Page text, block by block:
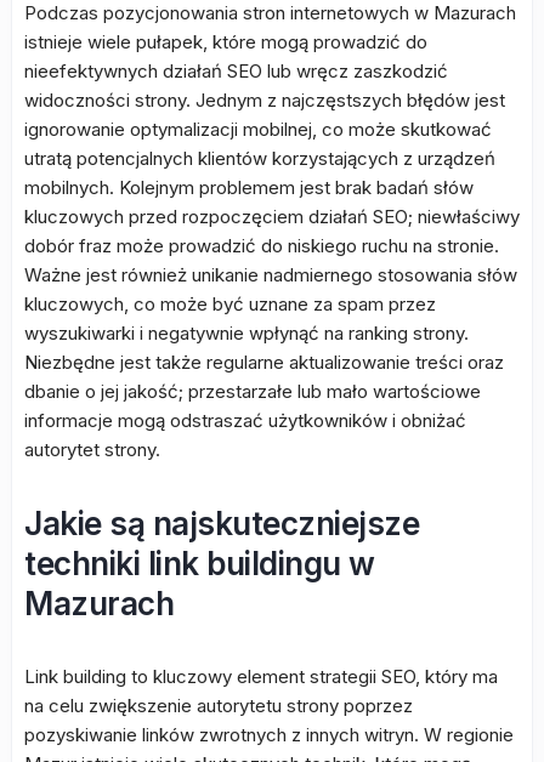
Podczas pozycjonowania stron internetowych w Mazurach
istnieje wiele pułapek, które mogą prowadzić do
nieefektywnych działań SEO lub wręcz zaszkodzić
widoczności strony. Jednym z najczęstszych błędów jest
ignorowanie optymalizacji mobilnej, co może skutkować
utratą potencjalnych klientów korzystających z urządzeń
mobilnych. Kolejnym problemem jest brak badań słów
kluczowych przed rozpoczęciem działań SEO; niewłaściwy
dobór fraz może prowadzić do niskiego ruchu na stronie.
Ważne jest również unikanie nadmiernego stosowania słów
kluczowych, co może być uznane za spam przez
wyszukiwarki i negatywnie wpłynąć na ranking strony.
Niezbędne jest także regularne aktualizowanie treści oraz
dbanie o jej jakość; przestarzałe lub mało wartościowe
informacje mogą odstraszać użytkowników i obniżać
autorytet strony.
Jakie są najskuteczniejsze
techniki link buildingu w
Mazurach
Link building to kluczowy element strategii SEO, który ma
na celu zwiększenie autorytetu strony poprzez
pozyskiwanie linków zwrotnych z innych witryn. W regionie